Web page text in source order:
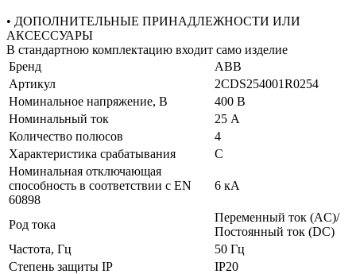
• ДОПОЛНИТЕЛЬНЫЕ ПРИНАДЛЕЖНОСТИ ИЛИ
АКСЕССУАРЫ
В стандартною комплектацию входит само изделие
Бренд
ABB
Артикул
2CDS254001R0254
Номинальное напряжение, В
400 В
Номинальный ток
25 А
Количество полюсов
4
Характеристика срабатывания
C
Номинальная отключающая
способность в соответствии с EN
60898
6 кА
Род тока
Переменный ток (AC)/
Постоянный ток (DC)
Частота, Гц
50 Гц
Степень защиты IP
IP20